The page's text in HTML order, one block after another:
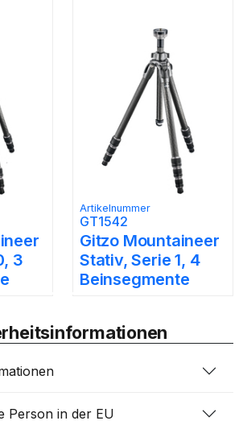
3
Artikelnummer
GT1542
Gitzo Mountaineer
Stativ, Serie 1, 4
Beinsegmente
Person in der EU